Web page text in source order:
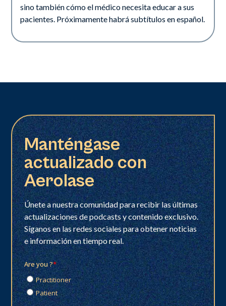
sino también cómo el médico necesita educar a sus
pacientes. Próximamente habrá subtítulos en español.
Manténgase
actualizado con
Aerolase
Únete a nuestra comunidad para recibir las últimas
actualizaciones de podcasts y contenido exclusivo.
Síganos en las redes sociales para obtener noticias
e información en tiempo real.